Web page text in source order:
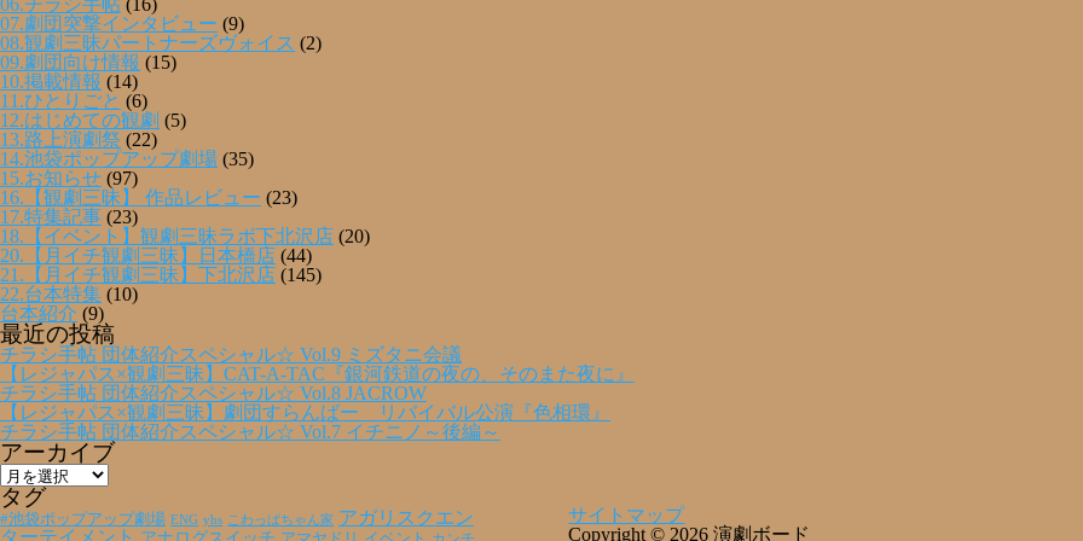
06.チラシ手帖 (16)
07.劇団突撃インタビュー (9)
08.観劇三昧パートナーズヴォイス (2)
09.劇団向け情報 (15)
10.掲載情報 (14)
11.ひとりごと (6)
12.はじめての観劇 (5)
13.路上演劇祭 (22)
14.池袋ポップアップ劇場 (35)
15.お知らせ (97)
16.【観劇三昧】 作品レビュー (23)
17.特集記事 (23)
18.【イベント】観劇三昧ラボ下北沢店 (20)
20.【月イチ観劇三昧】日本橋店 (44)
21.【月イチ観劇三昧】下北沢店 (145)
22.台本特集 (10)
台本紹介 (9)
最近の投稿
チラシ手帖 団体紹介スペシャル☆ Vol.9 ミズタニ会議
【レジャパス×観劇三昧】CAT-A-TAC『銀河鉄道の夜の、そのまた夜に』
チラシ手帖 団体紹介スペシャル☆ Vol.8 JACROW
【レジャパス×観劇三昧】劇団すらんばー リバイバル公演『色相環』
チラシ手帖 団体紹介スペシャル☆ Vol.7 イチニノ～後編～
アーカイブ
ア
ー
カ
イ
タグ
#池袋ポップアップ劇場 ENG yhs こわっぱちゃん家 アガリスクエン
ターテイメント
サイトマップ
Copyright © 2026 演劇ボード